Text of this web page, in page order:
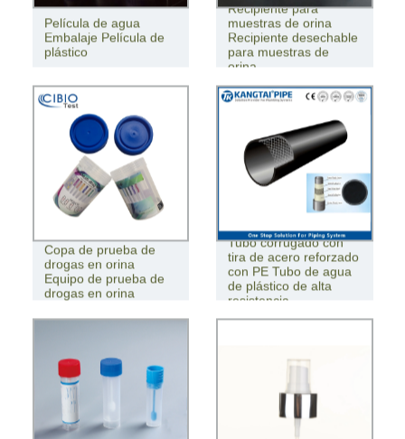
Película de agua
Embalaje Película de
plástico
Recipiente para
muestras de orina
Recipiente desechable
para muestras de
orina
Copa de prueba de
drogas en orina
Equipo de prueba de
drogas en orina
Tubo corrugado con
tira de acero reforzado
con PE Tubo de agua
de plástico de alta
resistencia